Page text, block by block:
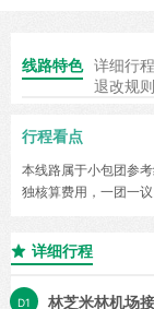
线路特色 详细行程
退改规则
行程看点
本线路属于小包团参
独核算费用，一团一议
 详细行程
林芝米林机场